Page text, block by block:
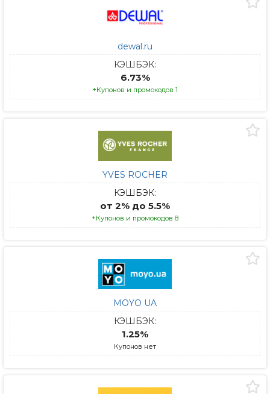
dewal.ru
КЭШБЭК:
6.73%
+Купонов и промокодов 1
YVES ROCHER
КЭШБЭК:
от 2% до 5.5%
+Купонов и промокодов 8
MOYO UA
КЭШБЭК:
1.25%
Купонов нет